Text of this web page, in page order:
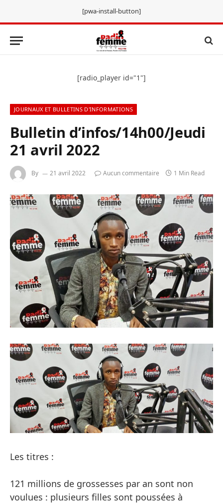
[pwa-install-button]
[radio_player id="1"]
JOURNAUX ET BULLETINS D'INFORMATIONS
Bulletin d’infos/14h00/Jeudi
21 avril 2022
By 21 avril 2022 Aucun commentaire 1 Min Read
Les titres :
121 millions de grossesses par an sont non
voulues : plusieurs filles sont poussées à